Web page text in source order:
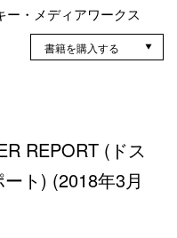
ー・メディアワークス
書籍を購入する
REPORT (ドス
ト) (2018年3月